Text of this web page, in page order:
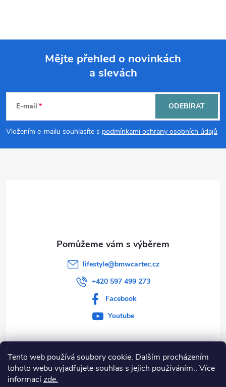
Tento web používá soubory cookie. Dalším procházením
tohoto webu vyjadřujete souhlas s jejich používáním.. Více
informacízde.
p
Mějte přehled o novinkách
a slevách
E-mail
Vložením e-mailu souhlasíte s podmínkami ochrany osobních údajů
ODEBÍRAT
Informace pro vás
lifestyle@bmwcartec.cz
+420 597 499 273
Facebook
Youtube